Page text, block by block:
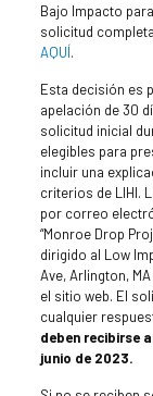
Bajo Impacto
solicitud
AQUÍ.
Esta decisión es
apelación de 30
solicitud inicial
elegibles para
incluir una
criterios de LIHI.
por correo
“Monroe Drop
dirigido al Low
Ave, Arlington,
el sitio web. El
cualquier
deben recibirse
junio de 2023.